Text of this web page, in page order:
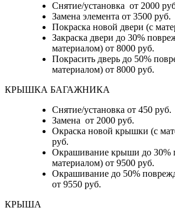
Снятие/установка от 2000
Замена элемента от 3500 руб.
Покраска новой двери (с
Закраска двери до 30%
материалом) от 8000 руб.
Покрасить дверь до 50%
материалом) от 8000 руб.
КРЫШКА БАГАЖНИКА
Снятие/установка от 450 руб.
Замена от 2000 руб.
Окраска новой крышки (с
руб.
Окрашивание крыши до 30%
материалом) от 9500 руб.
Окрашивание до 50%
от 9550 руб.
КРЫША